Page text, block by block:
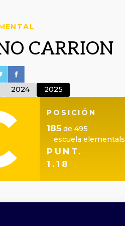
CARRION
2024 2025
POSICIÓN
185 de495
escuela elementals
PUNT.
1.18